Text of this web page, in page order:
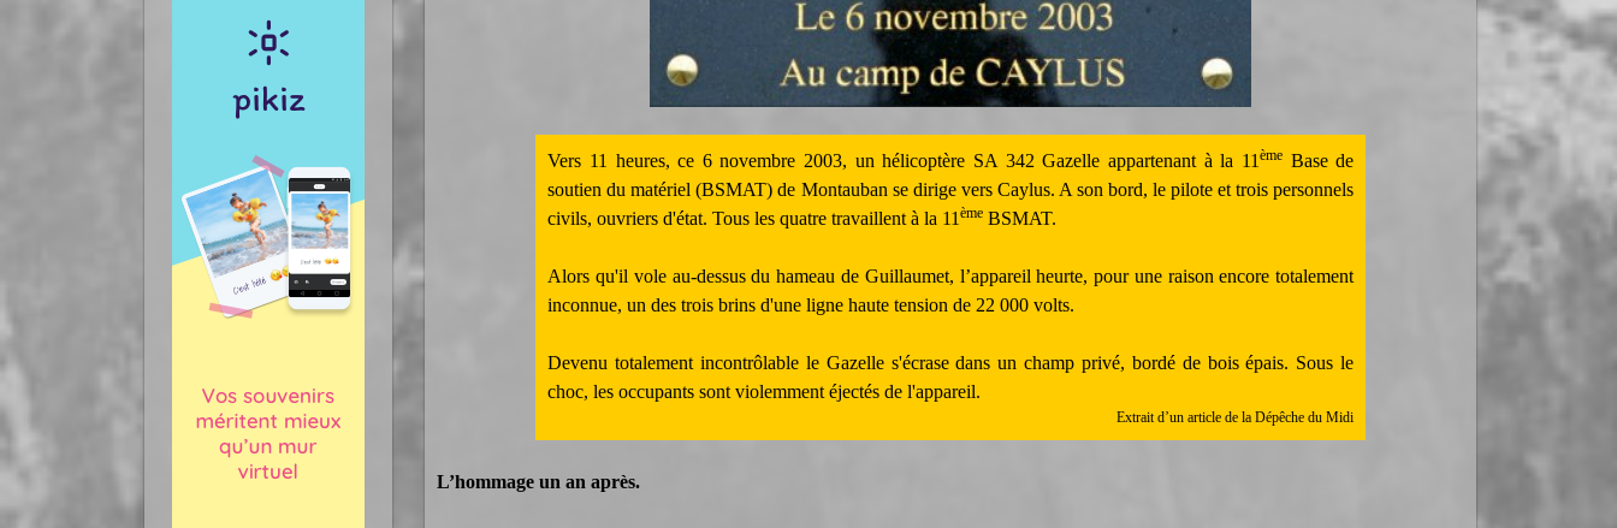
Vers 11 heures, ce 6 novembre 2003, un hélicoptère SA 342 Gazelle appartenant à la 11 èmeBase de
soutien du matériel (BSMAT) de Montauban se dirige vers Caylus. A son bord, le pilote et trois personnels
civils, ouvriers d'état. Tous les quatre travaillent à la 11ème BSMAT.
Alors qu'il vole au-dessus du hameau de Guillaumet, l’appareil heurte, pour une raison encore totalement
inconnue, un des trois brins d'une ligne haute tension de 22 000 volts.
Devenu totalement incontrôlable le Gazelle s'écrase dans un champ privé, bordé de bois épais. Sous le
choc, les occupants sont violemment éjectés de l'appareil.
Extrait d’un article de la Dépêche du Midi
L’hommage un an après.